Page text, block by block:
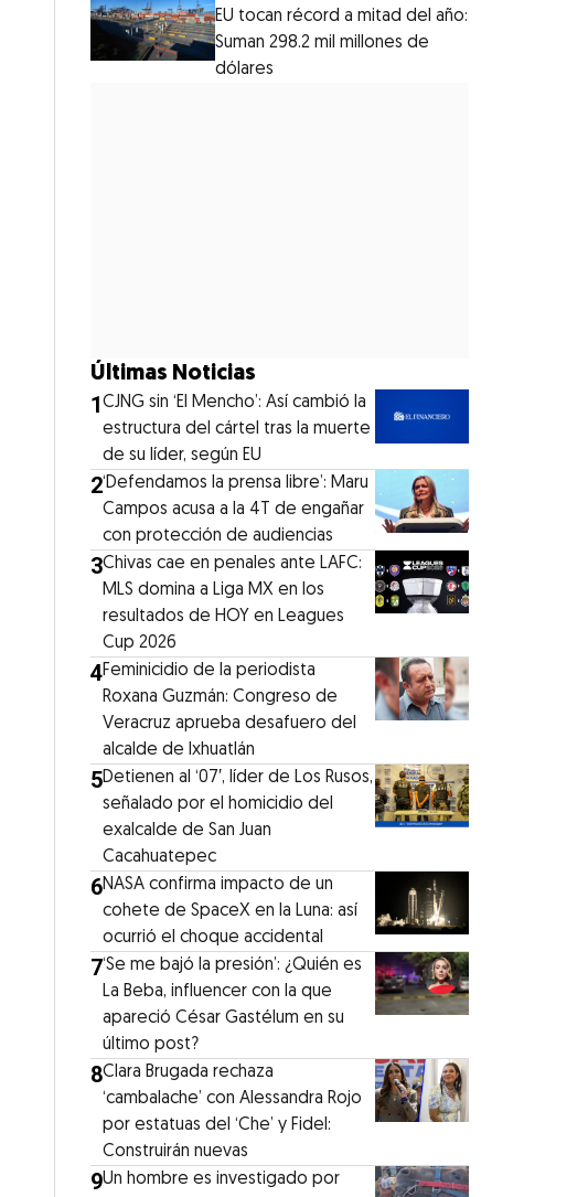
EU tocan récord a mitad del año:
Suman 298.2 mil millones de
dólares
Últimas Noticias
1CJNG sin ‘El Mencho’: Así cambió la
estructura del cártel tras la muerte
de su líder, según EU
2‘Defendamos la prensa libre’: Maru
Campos acusa a la 4T de engañar
con protección de audiencias
3Chivas cae en penales ante LAFC:
MLS domina a Liga MX en los
resultados de HOY en Leagues
Cup 2026
4Feminicidio de la periodista
Roxana Guzmán: Congreso de
Veracruz aprueba desafuero del
alcalde de Ixhuatlán
5Detienen al ‘07′, líder de Los Rusos,
señalado por el homicidio del
exalcalde de San Juan
Cacahuatepec
6NASA confirma impacto de un
cohete de SpaceX en la Luna: así
ocurrió el choque accidental
7‘Se me bajó la presión’: ¿Quién es
La Beba, influencer con la que
apareció César Gastélum en su
último post?
8Clara Brugada rechaza
‘cambalache’ con Alessandra Rojo
por estatuas del ‘Che’ y Fidel:
Construirán nuevas
9Un hombre es investigado por